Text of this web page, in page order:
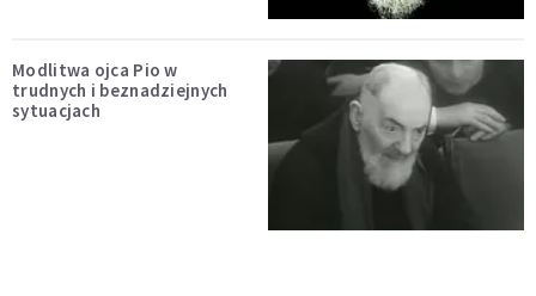
Modlitwa ojca Pio w
trudnych i beznadziejnych
sytuacjach